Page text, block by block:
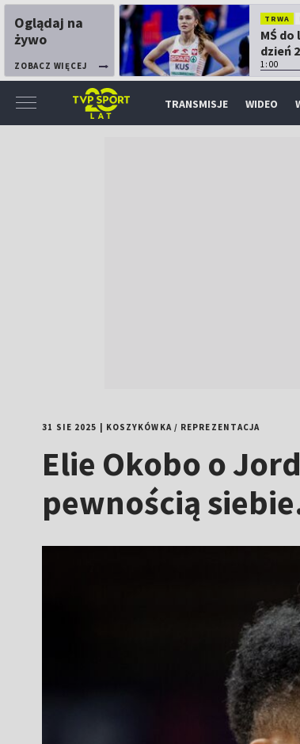
Oglądaj na
żywo
ZOBACZ WIĘCEJ
TRWA
MŚ do
dzień
1:00
TRANSMISJE WIDEO
31 SIE 2025 KOSZYKÓWKA/ REPREZENTACJA
Elie Okobo o
pewnością